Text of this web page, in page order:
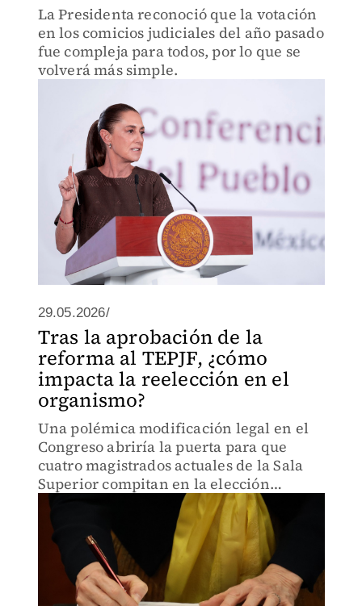
La Presidenta reconoció que la votación
en los comicios judiciales del año pasado
fue compleja para todos, por lo que se
volverá más simple.
29.05.2026/
Tras la aprobación de la
reforma al TEPJF, ¿cómo
impacta la reelección en el
organismo?
Una polémica modificación legal en el
Congreso abriría la puerta para que
cuatro magistrados actuales de la Sala
Superior compitan en la elección
judicial de 2028. De ganar el voto
popular, algunos acumularían 17 años
en el cargo, lo que confronta el